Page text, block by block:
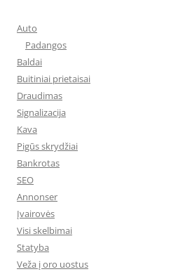
Auto
Padangos
Baldai
Buitiniai prietaisai
Draudimas
Signalizacija
Kava
Pigūs skrydžiai
Bankrotas
SEO
Annonser
Įvairovės
Visi skelbimai
Statyba
Veža į oro uostus